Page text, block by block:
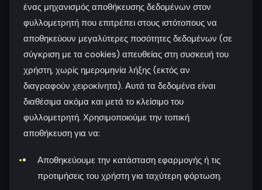
ένας μηχανισμός αποθήκευσης δεδομένων στον
φυλλομετρητή που επιτρέπει στους ιστότοπους να
αποθηκεύουν μεγαλύτερες ποσότητες δεδομένων (σε
σύγκριση με τα cookies) απευθείας στη συσκευή του
χρήστη, χωρίς ημερομηνία λήξης (εκτός αν
διαγραφούν χειροκίνητα). Αυτά τα δεδομένα είναι
διαθέσιμα ακόμα και μετά το κλείσιμο του
φυλλομετρητή. Χρησιμοποιούμε την τοπική
αποθήκευση για να:
Αποθηκεύουμε την κατάσταση εφαρμογής ή τις
προτιμήσεις του χρήστη για ταχύτερη φόρτωση.